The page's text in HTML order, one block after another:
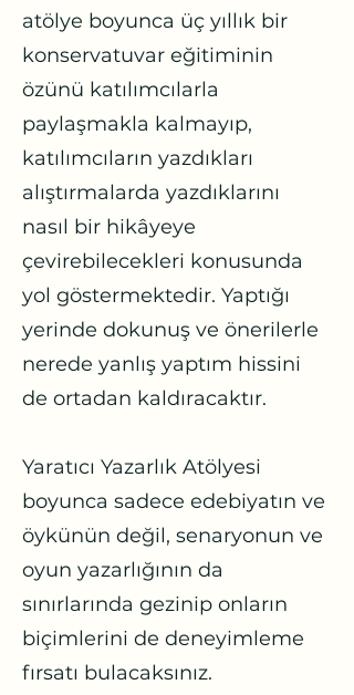
atölye boyunca üç yıllık bir
konservatuvar eğitiminin
özünü katılımcılarla
paylaşmakla kalmayıp,
katılımcıların yazdıkları
alıştırmalarda yazdıklarını
nasıl bir hikâyeye
çevirebilecekleri konusunda
yol göstermektedir. Yaptığı
yerinde dokunuş ve önerilerle
nerede yanlış yaptım hissini
de ortadan kaldıracaktır.
Yaratıcı Yazarlık Atölyesi
boyunca sadece edebiyatın ve
öykünün değil, senaryonun ve
oyun yazarlığının da
sınırlarında gezinip onların
biçimlerini de deneyimleme
fırsatı bulacaksınız.